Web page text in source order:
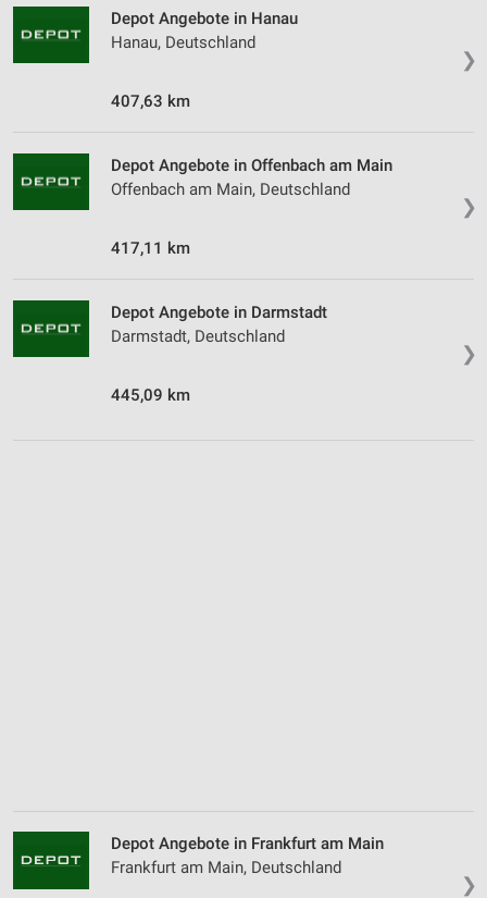
❯
Depot Angebote in Hanau
Hanau, Deutschland
407,63 km
❯
Depot Angebote in Offenbach am Main
Offenbach am Main, Deutschland
417,11 km
❯
Depot Angebote in Darmstadt
Darmstadt, Deutschland
445,09 km
❯
Depot Angebote in Frankfurt am Main
Frankfurt am Main, Deutschland